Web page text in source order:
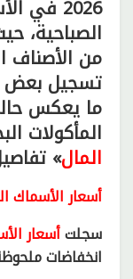
2026
الصباحية،
من الأصناف
تسجيل بعض
ما يعكس
المأكولات
المال»
أسعار الأسماك
سجلتأسعار
انخفاضات